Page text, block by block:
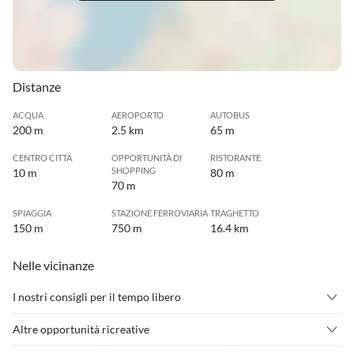
Distanze
ACQUA
200 m
AEROPORTO
2.5 km
AUTOBUS
65 m
CENTRO CITTÀ
10 m
OPPORTUNITÀ DI
SHOPPING
70 m
RISTORANTE
80 m
SPIAGGIA
150 m
STAZIONE FERROVIARIA
750 m
TRAGHETTO
16.4 km
Nelle vicinanze
I nostri consigli per il tempo libero
Altre opportunità ricreative